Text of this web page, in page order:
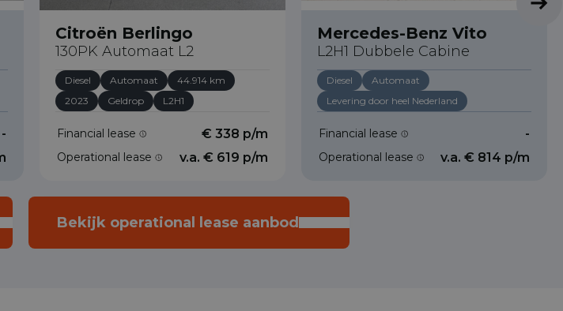
-
Citroën Berlingo
130PK Automaat L2
Diesel Automaat
44.914 km
2023
Geldrop L2H1
Financial lease € 338 p/m
Operational lease v.a. € 619 p/m
Mercedes-Benz Vito
L2H1 Dubbele Cabine
Diesel
Automaat
Levering door heel Nederland
Financial lease -
Operational lease v.a. € 814 p/m
Bekijk operational lease aanbod